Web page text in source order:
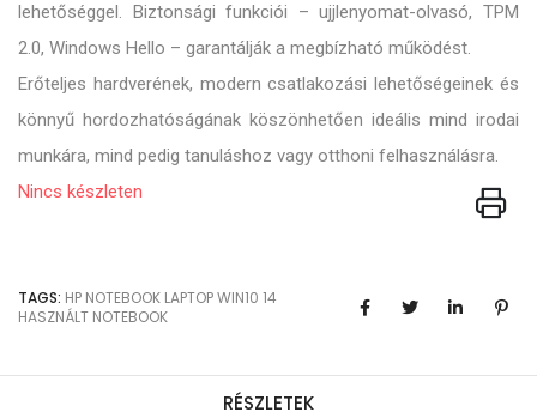
lehetőséggel. Biztonsági funkciói – ujjlenyomat-olvasó, TPM
2.0, Windows Hello – garantálják a megbízható működést.
Erőteljes hardverének, modern csatlakozási lehetőségeinek és
könnyű hordozhatóságának köszönhetően ideális mind irodai
munkára, mind pedig tanuláshoz vagy otthoni felhasználásra.
Nincs készleten
TAGS: HP NOTEBOOK LAPTOPWIN10 14
HASZNÁLT NOTEBOOK
RÉSZLETEK